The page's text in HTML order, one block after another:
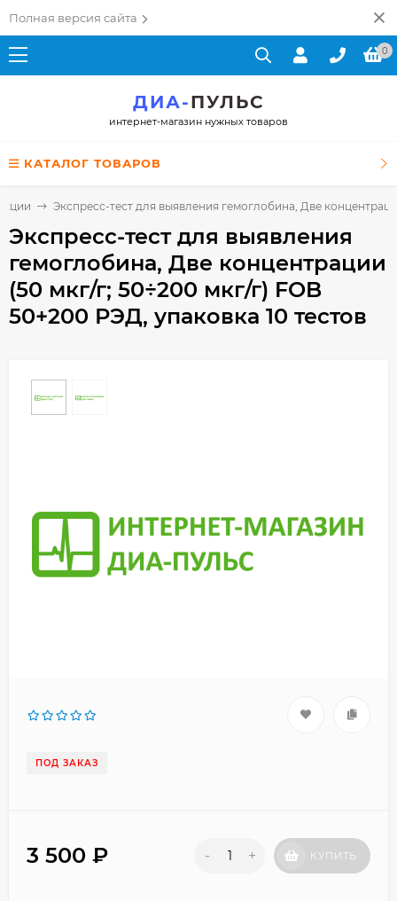
Полная версия сайта
0
ДИА-ПУЛЬС
интернет-магазин нужных товаров
КАТАЛОГ ТОВАРОВ
Экспресс-тест для выявления гемоглобина, Две
Экспресс-тест для выявления
гемоглобина, Две концентрации
(50 мкг/г; 50÷200 мкг/г) FOB
50+200 РЭД, упаковка 10 тестов
ПОД ЗАКАЗ
3 500 ₽ - + КУПИТЬ